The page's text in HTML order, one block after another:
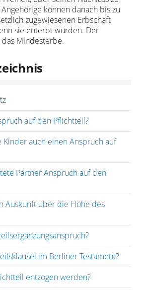
können danach bis zu
zugewiesenen Erbschaft
sie enterbt wurden. Der
Mindesterbe.
auf den Pflichtteil?
auch einen Anspruch auf
Partner Anspruch auf den
Auskunft über die Höhe des
im Berliner Testament?
entzogen werden?